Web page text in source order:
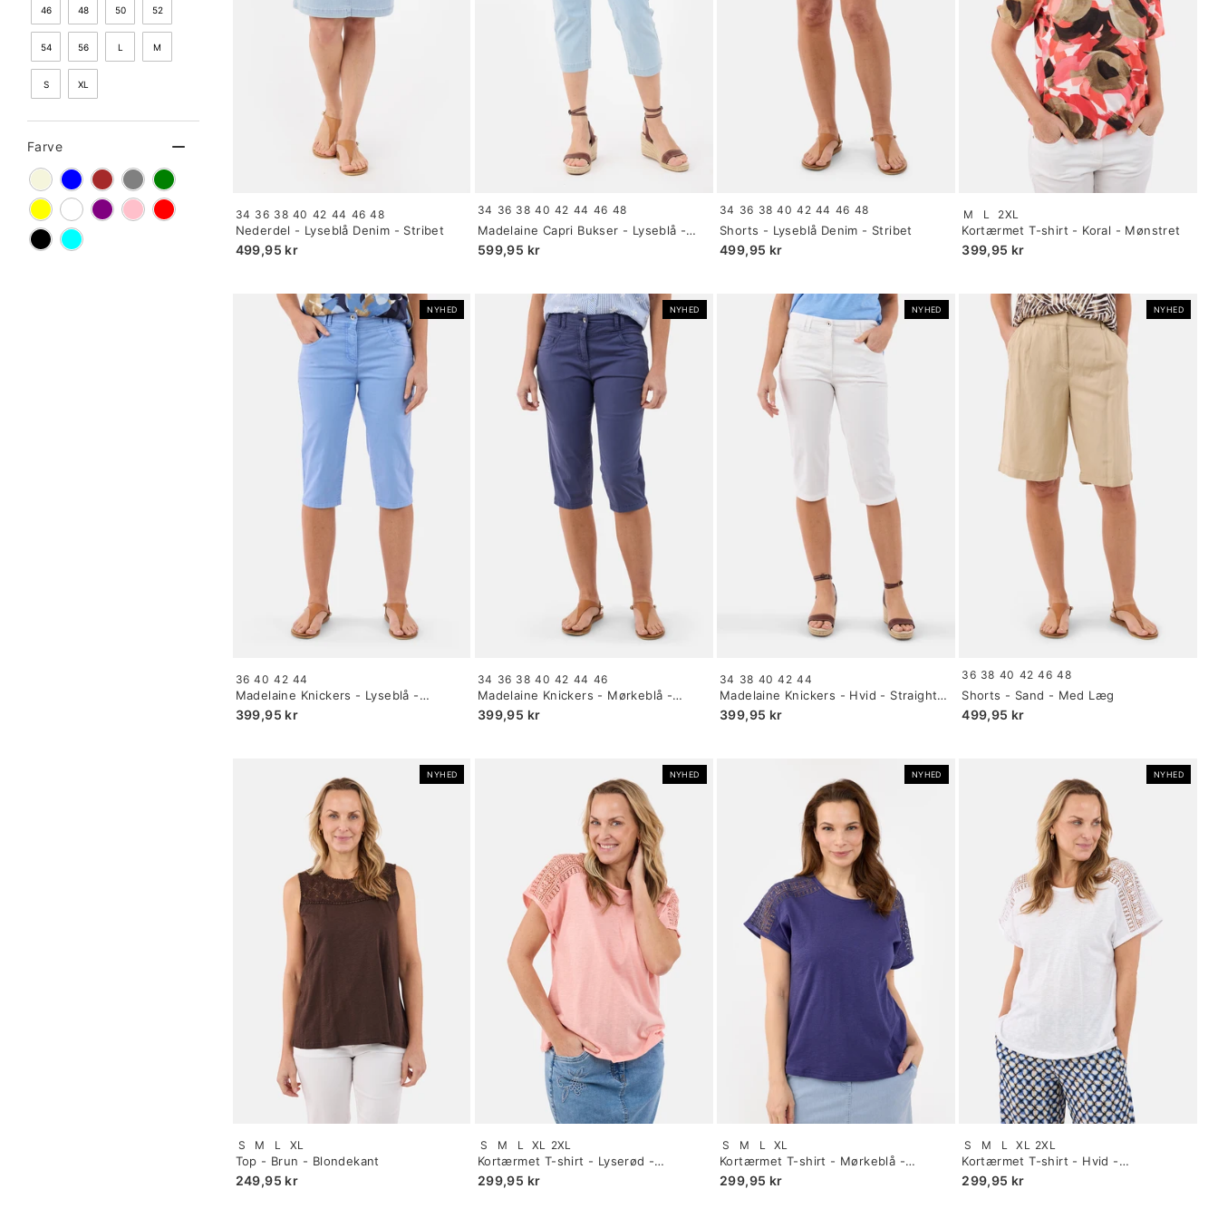
46 48 50 52
54 56 L M
S XL
Farve
Nederdel - Lyseblå Denim - Stribet
499,95 kr
Size:
34
selected
34 36 38 40 42 44 46 48
Madelaine Capri Bukser - Lyseblå -
Stribet
599,95 kr
Size:
selected
34 36 38 40 42 44 46 48
Shorts - Lyseblå Denim - Stribet
499,95 kr
Size:
selected
34 36 38 40 42 44 46 48
Kortærmet T-shirt - Koral - Mønstret
399,95 kr
Size:
S
selected
M L 2XL
NYHED
Madelaine Knickers - Lyseblå -
Straight Fit
399,95 kr
Size:
34
selected
36 40 42 44
NYHED
Madelaine Knickers - Mørkeblå -
Straight Fit
399,95 kr
Size:
34
selected
34 36 38 40 42 44 46
NYHED
Madelaine Knickers - Hvid - Straight
Fit
399,95 kr
Size:
34
selected
34 38 40 42 44
NYHED
Shorts - Sand - Med Læg
499,95 kr
Size:
34
selected
36 38 40 42 46 48
NYHED
Top - Brun - Blondekant
249,95 kr
Size:
S
selected
S M L XL
NYHED
Kortærmet T-shirt - Lyserød -
Blondeærmer
299,95 kr
Size:
S
selected
S M L XL 2XL
NYHED
Kortærmet T-shirt - Mørkeblå -
Blondeærmer
299,95 kr
Size:
S
selected
S M L XL
NYHED
Kortærmet T-shirt - Hvid -
Blondeærmer
299,95 kr
Size:
S
selected
S M L XL 2XL